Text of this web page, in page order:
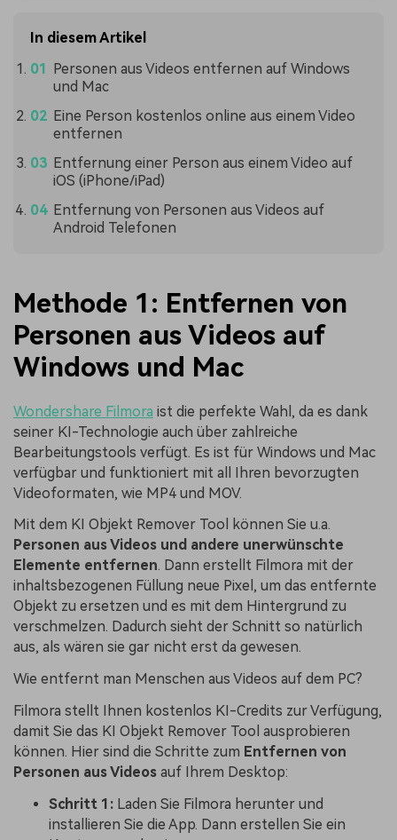
In diesem Artikel
Personen aus Videos entfernen auf Windows
und Mac
Eine Person kostenlos online aus einem Video
entfernen
Entfernung einer Person aus einem Video auf
iOS (iPhone/iPad)
Entfernung von Personen aus Videos auf
Android Telefonen
Methode 1: Entfernen von
Personen aus Videos auf
Windows und Mac
Wondershare Filmora ist die perfekte Wahl, da es dank
seiner KI-Technologie auch über zahlreiche
Bearbeitungstools verfügt. Es ist für Windows und Mac
verfügbar und funktioniert mit all Ihren bevorzugten
Videoformaten, wie MP4 und MOV.
Mit dem KI Objekt Remover Tool können Sie u.a.
Personen aus Videos und andere unerwünschte
Elemente entfernen. Dann erstellt Filmora mit der
inhaltsbezogenen Füllung neue Pixel, um das entfernte
Objekt zu ersetzen und es mit dem Hintergrund zu
verschmelzen. Dadurch sieht der Schnitt so natürlich
aus, als wären sie gar nicht erst da gewesen.
Wie entfernt man Menschen aus Videos auf dem PC?
Filmora stellt Ihnen kostenlos KI-Credits zur Verfügung,
damit Sie das KI Objekt Remover Tool ausprobieren
können. Hier sind die Schritte zum Entfernen von
Personen aus Videos auf Ihrem Desktop:
Schritt 1: Laden Sie Filmora herunter und
installieren Sie die App. Dann erstellen Sie ein